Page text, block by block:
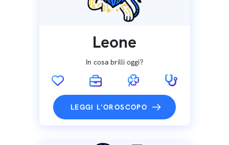
Leone
In cosa brilli oggi?
LEGGI L'OROSCOPO